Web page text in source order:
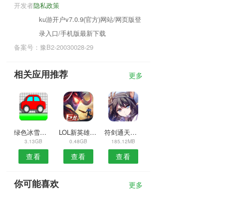
隐私政策
开发者
ku游开户v7.0.9(官方)网站/网页版登
录入口/手机版最新下载
备案号：豫B2-20030028-29
相关应用推荐 更多
绿色冰雪传奇打金服
3.13GB
查看
LOL新英雄永恩
0.48GB
查看
符剑通天录手游
185.12MB
查看
你可能喜欢 更多